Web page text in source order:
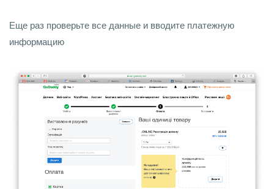
Еще раз проверьте все данные и вводите платежную
информацию